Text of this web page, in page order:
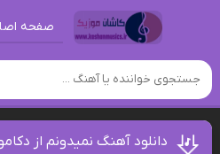
صفحه
دانلود آهنگ نمیدونم از